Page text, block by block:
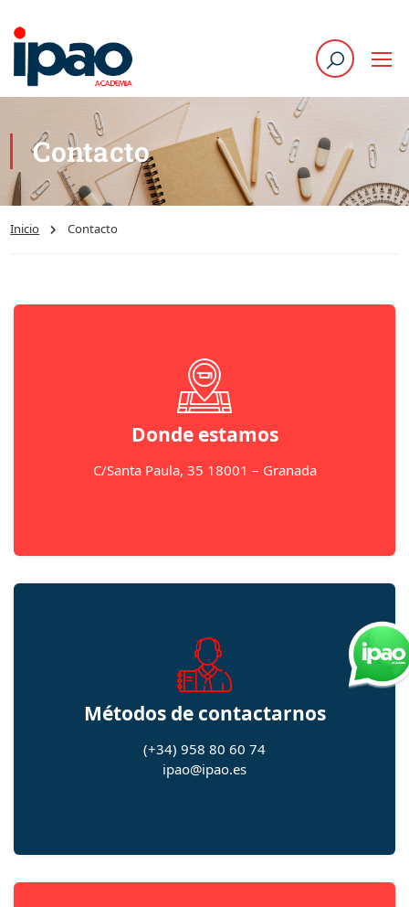
Contacto
Inicio Contacto
Donde estamos
C/Santa Paula, 35 18001 – Granada
Métodos de contactarnos
(+34) 958 80 60 74
ipao@ipao.es